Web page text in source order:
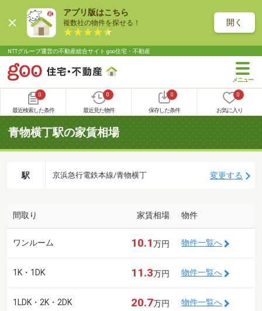
アプリ版はこちら
複数社の物件を探せる！ 開く
NTTグループ運営の不動産総合サイト goo住宅・不動産
0
最近検索した条件
0
最近見た物件
0
保存した条件
0
お気に入り
青物横丁駅の家賃相場
駅 京浜急行電鉄本線/青物横丁 変更する
間取り 家賃相場 物件
ワンルーム 10.1万円 物件一覧へ
1K・1DK 11.3万円 物件一覧へ
1LDK・2K・2DK 20.7万円 物件一覧へ